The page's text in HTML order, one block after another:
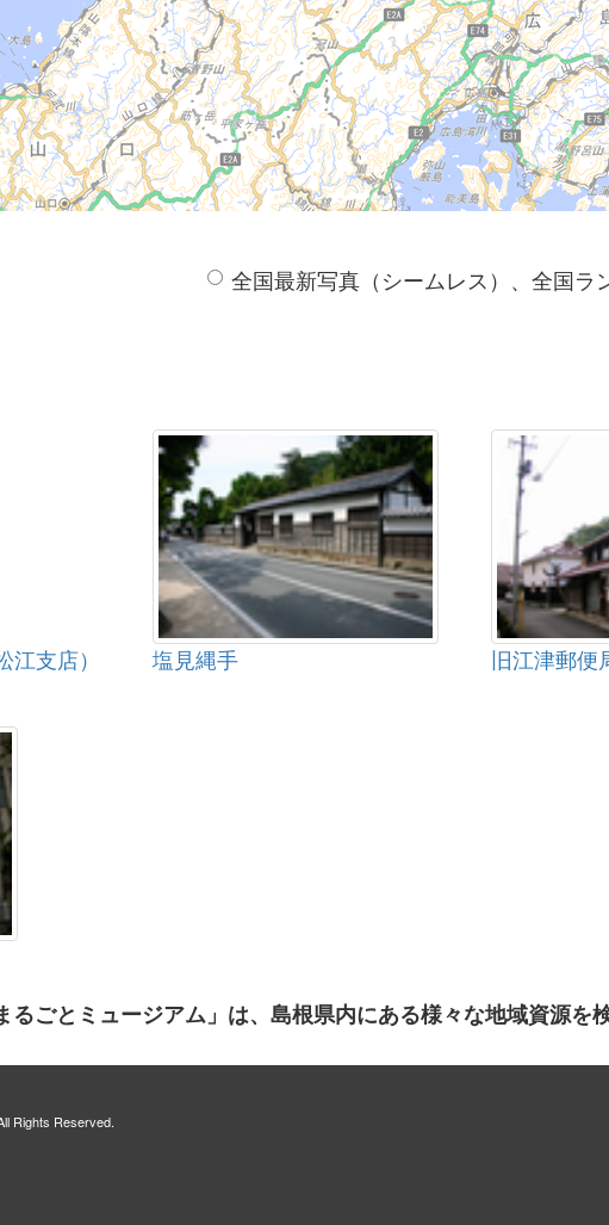
全国最新写真（シームレス）、全国ラ
支店） 塩見縄手 旧江津郵便
るごとミュージアム」は、島根県内にある様々な地域資源を
Rights Reserved.